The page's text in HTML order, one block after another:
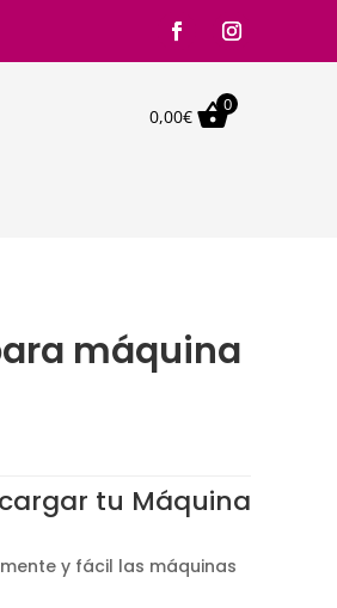
0,00€
0
máquina
tu Máquina
y fácil las máquinas